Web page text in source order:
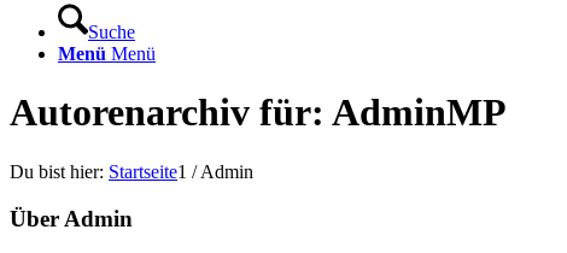
Suche
Menü Menü
Autorenarchiv für: AdminMP
Du bist hier: Startseite1 / Admin
Über Admin